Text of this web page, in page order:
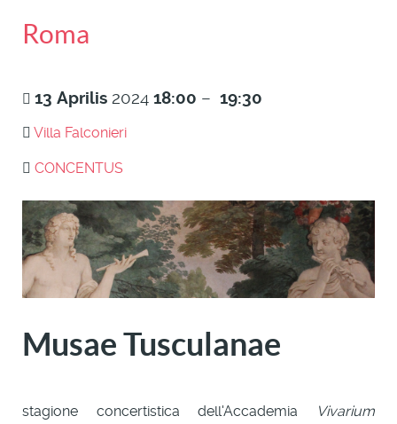
Roma
13 Aprilis 2024 18:00 – 19:30
Villa Falconieri
CONCENTUS
Musae Tusculanae
stagione concertistica dell'Accademia
Vivarium